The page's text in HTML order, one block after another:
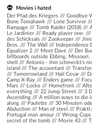
Movies i hated
Der Pfad des Kriegers ///
Bone Tomahawk /// Lone Survivor
Rampage /// Tomb Raider (2018)
Le Jardinier /// Ready player one.
des Schicksals /// Zookeeper ///
Bros. /// The Wall /// Independence
Equalizer 2 /// Meet Dave /// Der
billboards outside Ebbing,
shell /// Antonio - ihm schmeckt's
island /// The accountant ///
/// Tomorrowland /// Hail Cesar ///
Camp X-Ray /// Enders game ///
Mars /// Locke /// Homefront ///
everything /// 22 Jump Street /// 3
Ascending /// A million ways to die
along /// Paulette /// 30 Minuten
Abduction /// Man of steel ///
Portugal mon amour /// Wrong
secret of the tomb /// Movie 43 ///